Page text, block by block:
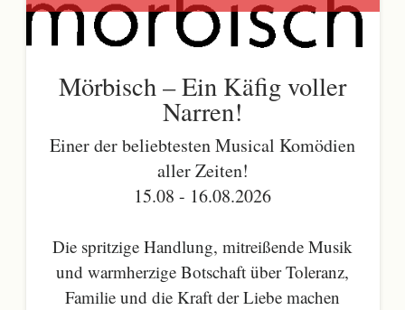
Mörbisch – Ein Käfig voller
Narren!
Einer der beliebtesten Musical Komödien
aller Zeiten!
15.08 - 16.08.2026
Die spritzige Handlung, mitreißende Musik
und warmherzige Botschaft über Toleranz,
Familie und die Kraft der Liebe machen